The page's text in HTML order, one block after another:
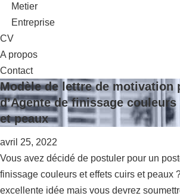
Metier
Entreprise
CV
A propos
Contact
Modèle de lettre de motivation
d’Agente de finissage
et peaux
avril 25, 2022
Vous avez décidé de postuler pour un
finissage couleurs et effets cuirs et peaux
excellente idée mais vous devrez